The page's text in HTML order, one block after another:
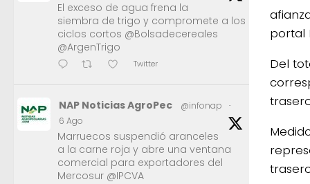
portal
Del
El exceso de agua frena la
siembra de trigo y compromete a los
ciclos cortos @Bolsadecereales
@ArgenTrigo
Twitter
NAP Noticias AgroPec @infonap
·
6 Ago
Marruecos suspendió aranceles
a la carne roja y abre una ventana
comercial para exportadores del
Mercosur @IPCVA